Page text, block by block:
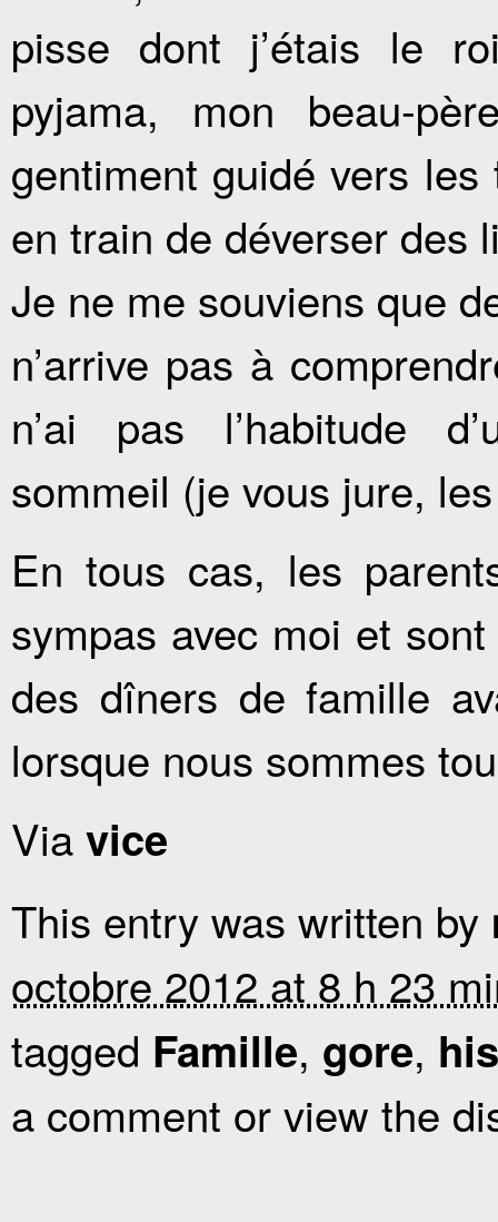
pisse dont j’étais le
pyjama, mon beau-
gentiment guidé vers
en train de déverser des
Je ne me souviens que
n’arrive pas à
n’ai pas l’habitude
sommeil (je vous jure,
En tous cas, les
sympas avec moi et
des dîners de famille
lorsque nous sommes
Via vice
This entry was written by
octobre 2012 at 8 h 23
tagged Famille, gore,
a comment or view the